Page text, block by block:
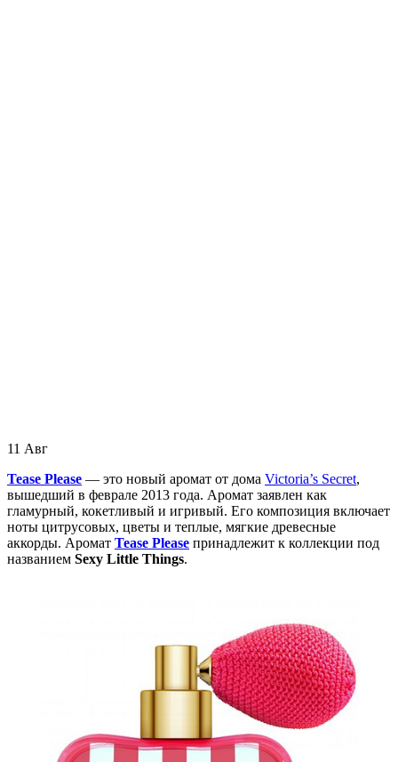
11 Авг
Tease Please — это новый аромат от дома Victoria’s Secret,
вышедший в феврале 2013 года. Аромат заявлен как
гламурный, кокетливый и игривый. Его композиция включает
ноты цитрусовых, цветы и теплые, мягкие древесные
аккорды. Аромат Tease Please принадлежит к коллекции под
названием Sexy Little Things.